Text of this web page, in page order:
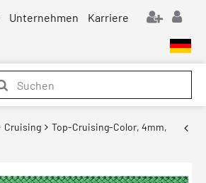
Unternehmen Karriere
Cruising
Top-Cruising-Color, 4mm,